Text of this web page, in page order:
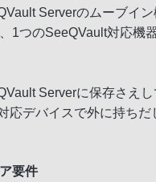
Serverのムーブイ
1つのSeeQVault対応機
Serverに保存さえし
応デバイスで外に持ちだ
要件